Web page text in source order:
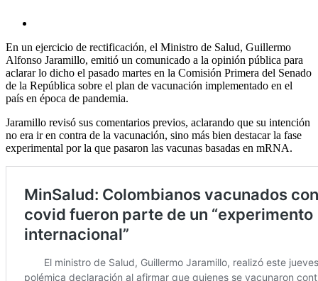
En un ejercicio de rectificación, el Ministro de Salud, Guillermo
Alfonso Jaramillo, emitió un comunicado a la opinión pública para
aclarar lo dicho el pasado martes en la Comisión Primera del Senado
de la República sobre el plan de vacunación implementado en el
país en época de pandemia.
Jaramillo revisó sus comentarios previos, aclarando que su intención
no era ir en contra de la vacunación, sino más bien destacar la fase
experimental por la que pasaron las vacunas basadas en mRNA.